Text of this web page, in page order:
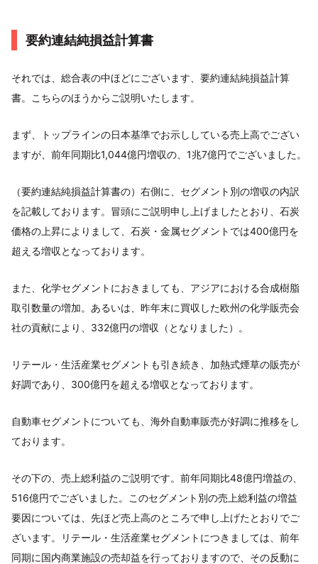
要約連結純損益計算書
それでは、総合表の中ほどにございます、要約連結純損益計算
書。こちらのほうからご説明いたします。
まず、トップラインの日本基準でお示ししている売上高でござい
ますが、前年同期比1,044億円増収の、1兆7億円でございました。
（要約連結純損益計算書の）右側に、セグメント別の増収の内訳
を記載しております。冒頭にご説明申し上げましたとおり、石炭
価格の上昇によりまして、石炭・金属セグメントでは400億円を
超える増収となっております。
また、化学セグメントにおきましても、アジアにおける合成樹脂
取引数量の増加。あるいは、昨年末に買収した欧州の化学販売会
社の貢献により、332億円の増収（となりました）。
リテール・生活産業セグメントも引き続き、加熱式煙草の販売が
好調であり、300億円を超える増収となっております。
自動車セグメントについても、海外自動車販売が好調に推移をし
ております。
その下の、売上総利益のご説明です。前年同期比48億円増益の、
516億円でございました。このセグメント別の売上総利益の増益
要因については、先ほど売上高のところで申し上げたとおりでご
ざいます。リテール・生活産業セグメントにつきましては、前年
同期に国内商業施設の売却益を行っておりますので、その反動に